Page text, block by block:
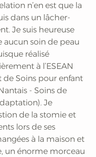
n’en est que la
dans un lâcher-
Je suis heureuse
aucun soin de peau
réalisé
à l’ESEAN
de Soins pour enfant
- Soins de
Je
de la stomie et
lors de ses
à la maison et
un énorme morceau